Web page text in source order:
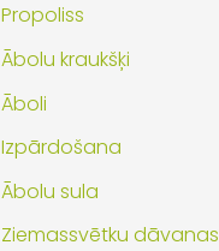
Propoliss
Ābolu kraukšķi
Āboli
Izpārdošana
Ābolu sula
Ziemassvētku dāvanas